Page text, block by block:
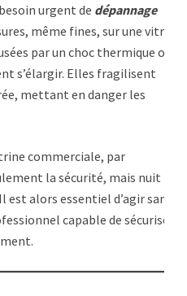
urgent de dépannage
même fines, sur une vitre.
par un choc thermique ou
s’élargir. Elles fragilisent
mettant en danger les
commerciale, par
la sécurité, mais nuit
est alors essentiel d’agir sans
capable de sécuriser